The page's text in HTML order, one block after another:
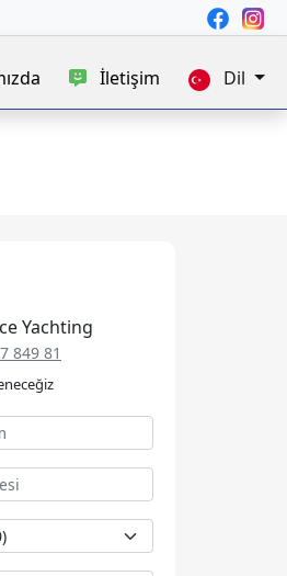
İletişim Dil
Yachting
849 81